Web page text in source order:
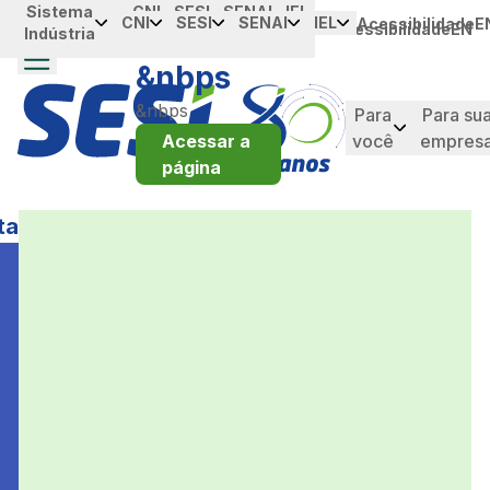
Skip to Main Content
Sistema
Indústria
CNI SESI SENAI IEL Acessibilidade
Para
você
Para
Portal da
Industria
CNI SESI SENAI
IEL
AcessibilidadeEN
&nbps
&nbps
Acessar a
página